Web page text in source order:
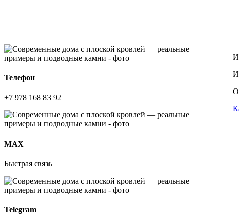
Телефон
+7 978 168 83 92
МАХ
Быстрая связь
Telegram